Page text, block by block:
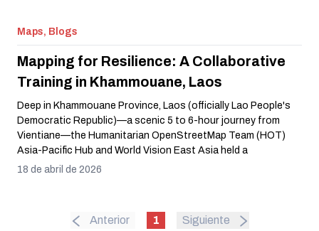
Maps, Blogs
Mapping for Resilience: A Collaborative
Training in Khammouane, Laos
Deep in Khammouane Province, Laos (officially Lao People's
Democratic Republic)—a scenic 5 to 6-hour journey from
Vientiane—the Humanitarian OpenStreetMap Team (HOT)
Asia-Pacific Hub and World Vision East Asia held a
comprehensive three-day National Disaster Management
training helped build a stronger foundation for effective
disaster preparedness and response in the region.
18 de abril de 2026
Anterior 1 Siguiente